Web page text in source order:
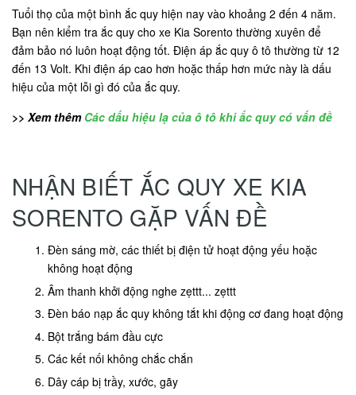
Tuổi thọ của một bình ắc quy hiện nay vào khoảng 2 đến 4 năm.
Bạn nên kiểm tra ắc quy cho xe Kia Sorento thường xuyên để
đảm bảo nó luôn hoạt động tốt. Điện áp ắc quy ô tô thường từ 12
đến 13 Volt. Khi điện áp cao hơn hoặc thấp hơn mức này là dấu
hiệu của một lỗi gì đó của ắc quy.
>> Xem thêm Các dấu hiệu lạ của ô tô khi ắc quy có vấn đề
NHẬN BIẾT ẮC QUY XE KIA
SORENTO GẶP VẤN ĐỀ
Đèn sáng mờ, các thiết bị điện tử hoạt động yếu hoặc
không hoạt động
Âm thanh khởi động nghe zẹttt... zẹttt
Đèn báo nạp ắc quy không tắt khi động cơ đang hoạt động
Bột trắng bám đầu cực
Các kết nối không chắc chắn
Dây cáp bị trầy, xước, gãy